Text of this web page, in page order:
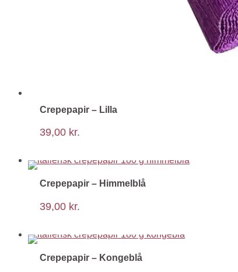
Crepepapir – Lilla
39,00 kr.
Crepepapir – Himmelblå
39,00 kr.
Crepepapir – Kongeblå